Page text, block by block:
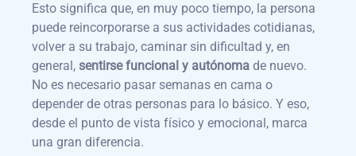
Esto significa que, en muy poco tiempo, la persona
puede reincorporarse a sus actividades cotidianas,
volver a su trabajo, caminar sin dificultad y, en
general, sentirse funcional y autónoma de nuevo.
No es necesario pasar semanas en cama o
depender de otras personas para lo básico. Y eso,
desde el punto de vista físico y emocional, marca
una gran diferencia.